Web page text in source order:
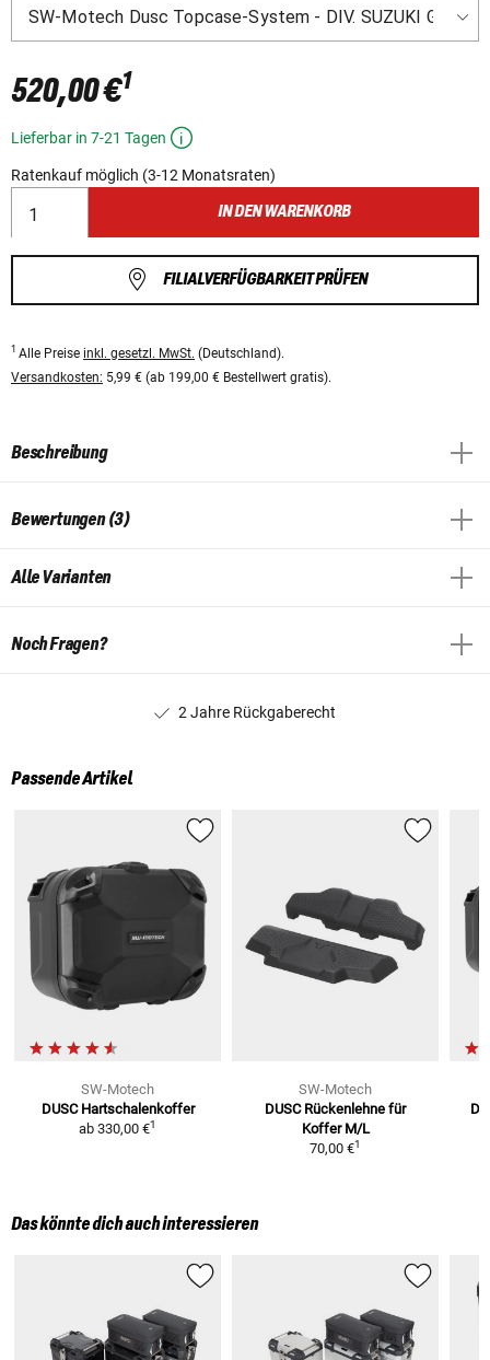
520,00 €1
Lieferbar in 7-21 Tagen
Ratenkauf möglich (3-12 Monatsraten)
IN DEN WARENKORB
FILIALVERFÜGBARKEIT PRÜFEN
1 Alle Preise inkl. gesetzl. MwSt. (Deutschland).
Versandkosten: 5,99 € (ab 199,00 € Bestellwert gratis).
Beschreibung
Bewertungen (3)
Alle Varianten
Noch Fragen?
2 Jahre Rückgaberecht
Passende Artikel
SW-Motech
DUSC Hartschalenkoffer
ab 330,00 €1
SW-Motech
DUSC Rückenlehne für
Koffer M/L
70,00 €1
Das könnte dich auch interessieren